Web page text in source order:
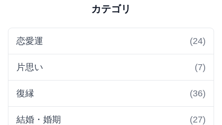
カテゴリ
恋愛運 (24)
片思い (7)
復縁 (36)
結婚・婚期 (27)